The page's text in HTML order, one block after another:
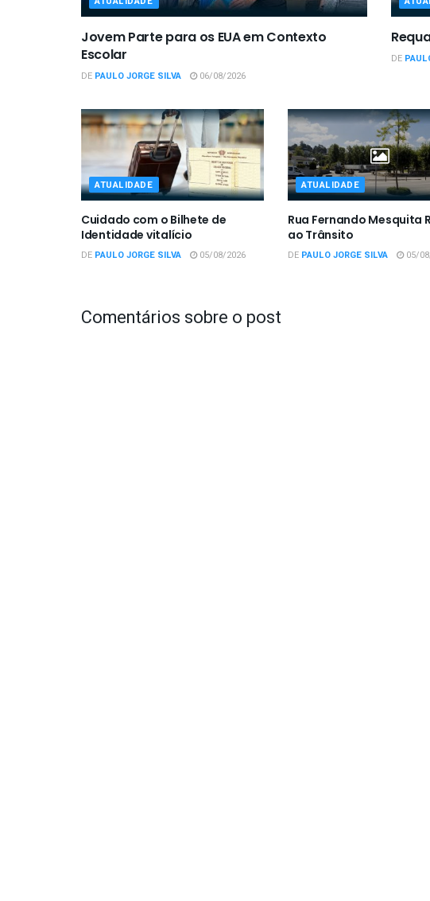
Jovem Parte para os EUA em Contexto
Escolar
DE PAULO JORGE SILVA 06/08/2026
DE
ATUALIDADE
Cuidado com o Bilhete de
Identidade vitalício
DE PAULO JORGE SILVA 05/08/2026
ATUALIDADE
Rua Fernando Mesquita
ao Trânsito
DE PAULO JORGE SILVA 05/
Comentários sobre o post